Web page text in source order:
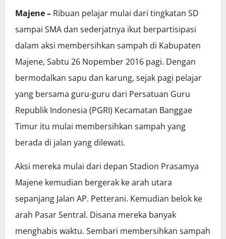
Majene – Ribuan pelajar mulai dari tingkatan SD
sampai SMA dan sederjatnya ikut berpartisipasi
dalam aksi membersihkan sampah di Kabupaten
Majene, Sabtu 26 Nopember 2016 pagi. Dengan
bermodalkan sapu dan karung, sejak pagi pelajar
yang bersama guru-guru dari Persatuan Guru
Republik Indonesia (PGRI) Kecamatan Banggae
Timur itu mulai membersihkan sampah yang
berada di jalan yang dilewati.
Aksi mereka mulai dari depan Stadion Prasamya
Majene kemudian bergerak ke arah utara
sepanjang Jalan AP. Petterani. Kemudian belok ke
arah Pasar Sentral. Disana mereka banyak
menghabis waktu. Sembari membersihkan sampah